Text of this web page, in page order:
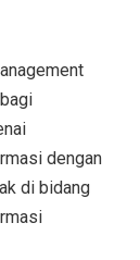
dengan
di bidang